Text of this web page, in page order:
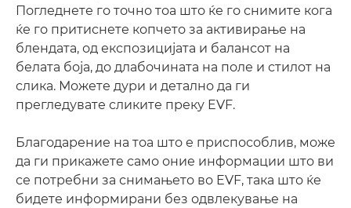
Погледнете го точно тоа што ќе го снимите кога
ќе го притиснете копчето за активирање на
блендата, од експозицијата и балансот на
белата боја, до длабочината на поле и стилот на
слика. Можете дури и детално да ги
прегледувате сликите преку EVF.
Благодарение на тоа што е приспособлив, може
да ги прикажете само оние информации што ви
се потребни за снимањето во EVF, така што ќе
бидете информирани без одвлекување на